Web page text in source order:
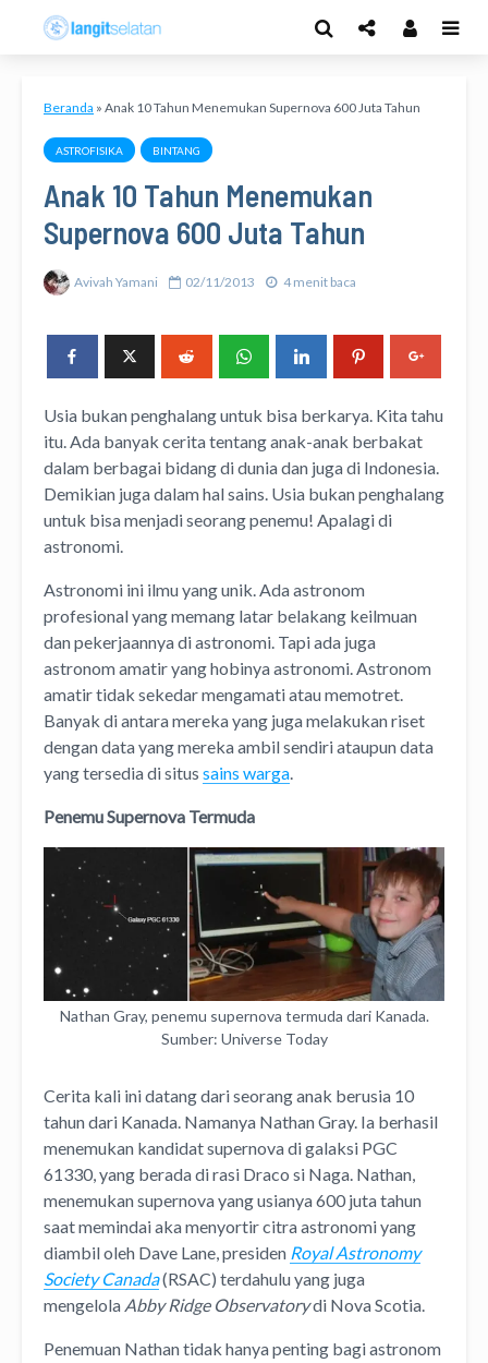
Beranda » Anak 10 Tahun Menemukan Supernova 600 Juta Tahun
ASTROFISIKA BINTANG
Anak 10 Tahun Menemukan
Supernova 600 Juta Tahun
Avivah Yamani 02/11/2013 4 menit baca
Usia bukan penghalang untuk bisa berkarya. Kita tahu
itu. Ada banyak cerita tentang anak-anak berbakat
dalam berbagai bidang di dunia dan juga di Indonesia.
Demikian juga dalam hal sains. Usia bukan penghalang
untuk bisa menjadi seorang penemu! Apalagi di
astronomi.
Astronomi ini ilmu yang unik. Ada astronom
profesional yang memang latar belakang keilmuan
dan pekerjaannya di astronomi. Tapi ada juga
astronom amatir yang hobinya astronomi. Astronom
amatir tidak sekedar mengamati atau memotret.
Banyak di antara mereka yang juga melakukan riset
dengan data yang mereka ambil sendiri ataupun data
yang tersedia di situs sains warga.
Penemu Supernova Termuda
Nathan Gray, penemu supernova termuda dari Kanada.
Sumber: Universe Today
Cerita kali ini datang dari seorang anak berusia 10
tahun dari Kanada. Namanya Nathan Gray. Ia berhasil
menemukan kandidat supernova di galaksi PGC
61330, yang berada di rasi Draco si Naga. Nathan,
menemukan supernova yang usianya 600 juta tahun
saat memindai aka menyortir citra astronomi yang
diambil oleh Dave Lane, presiden Royal Astronomy
Society Canada(RSAC) terdahulu yang juga
mengelola Abby Ridge Observatorydi Nova Scotia.
Penemuan Nathan tidak hanya penting bagi astronom